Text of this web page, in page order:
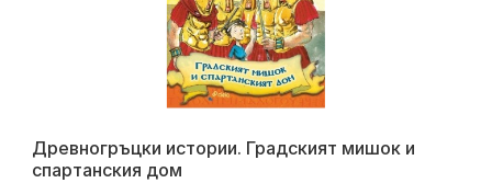
Древногръцки истории. Градският мишок и
спартанския дом